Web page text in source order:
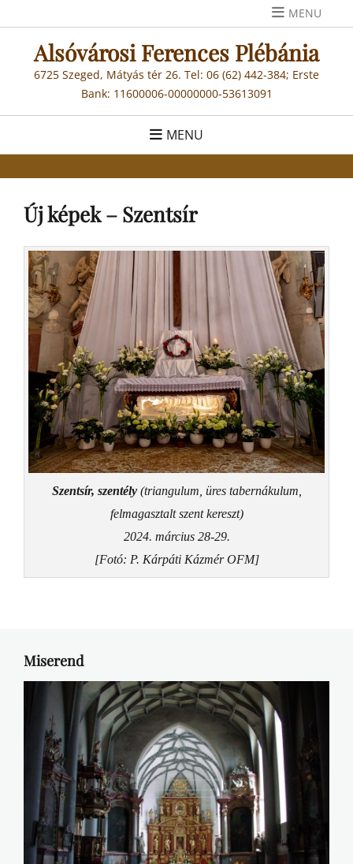
to
content
MENU
Alsóvárosi Ferences Plébánia
6725 Szeged, Mátyás tér 26. Tel: 06 (62) 442-384; Erste
Bank: 11600006-00000000-53613091
MENU
Új képek – Szentsír
Szentsír, szentély(triangulum, üres tabernákulum,
felmagasztalt szent kereszt)
2024. március 28-29.
[Fotó: P. Kárpáti Kázmér OFM]
Miserend